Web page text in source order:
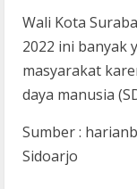
Wali Kota
2022 ini banyak
masyarakat
daya manusia
Sumber :
Sidoarjo